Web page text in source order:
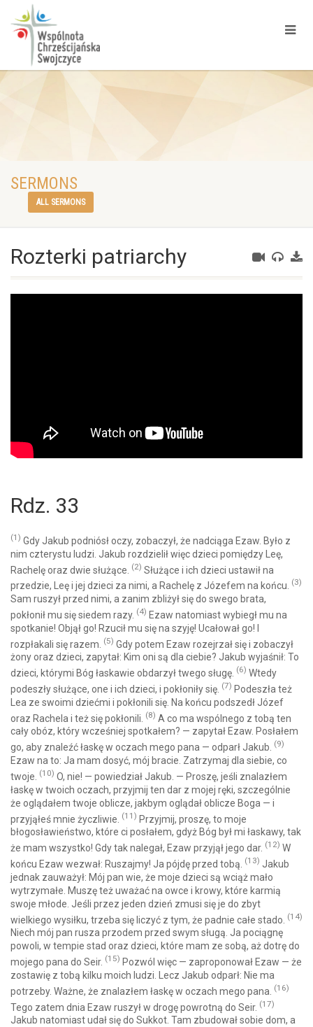
SERMONS
ALL SERMONS
Rozterki patriarchy
Rdz. 33
(1) Gdy Jakub podniósł oczy, zobaczył, że nadciąga Ezaw. Było z
nim czterystu ludzi. Jakub rozdzielił więc dzieci pomiędzy Leę,
Rachelę oraz dwie służące. (2) Służące i ich dzieci ustawił na
przedzie, Leę i jej dzieci za nimi, a Rachelę z Józefem na końcu. (3)
Sam ruszył przed nimi, a zanim zbliżył się do swego brata,
pokłonił mu się siedem razy. (4) Ezaw natomiast wybiegł mu na
spotkanie! Objął go! Rzucił mu się na szyję! Ucałował go! I
rozpłakali się razem. (5) Gdy potem Ezaw rozejrzał się i zobaczył
żony oraz dzieci, zapytał: Kim oni są dla ciebie? Jakub wyjaśnił: To
dzieci, którymi Bóg łaskawie obdarzył twego sługę. (6) Wtedy
podeszły służące, one i ich dzieci, i pokłoniły się. (7) Podeszła też
Lea ze swoimi dziećmi i pokłonili się. Na końcu podszedł Józef
oraz Rachela i też się pokłonili. (8) A co ma wspólnego z tobą ten
cały obóz, który wcześniej spotkałem? — zapytał Ezaw. Posłałem
go, aby znaleźć łaskę w oczach mego pana — odparł Jakub. (9)
Ezaw na to: Ja mam dosyć, mój bracie. Zatrzymaj dla siebie, co
twoje. (10) O, nie! — powiedział Jakub. — Proszę, jeśli znalazłem
łaskę w twoich oczach, przyjmij ten dar z mojej ręki, szczególnie
że oglądałem twoje oblicze, jakbym oglądał oblicze Boga — i
przyjąłeś mnie życzliwie. (11) Przyjmij, proszę, to moje
błogosławieństwo, które ci posłałem, gdyż Bóg był mi łaskawy, tak
że mam wszystko! Gdy tak nalegał, Ezaw przyjął jego dar. (12) W
końcu Ezaw wezwał: Ruszajmy! Ja pójdę przed tobą. (13) Jakub
jednak zauważył: Mój pan wie, że moje dzieci są wciąż mało
wytrzymałe. Muszę też uważać na owce i krowy, które karmią
swoje młode. Jeśli przez jeden dzień zmusi się je do zbyt
wielkiego wysiłku, trzeba się liczyć z tym, że padnie całe stado. (14)
Niech mój pan rusza przodem przed swym sługą. Ja pociągnę
powoli, w tempie stad oraz dzieci, które mam ze sobą, aż dotrę do
mojego pana do Seir. (15) Pozwól więc — zaproponował Ezaw — że
zostawię z tobą kilku moich ludzi. Lecz Jakub odparł: Nie ma
potrzeby. Ważne, że znalazłem łaskę w oczach mego pana. (16)
Tego zatem dnia Ezaw ruszył w drogę powrotną do Seir. (17)
Jakub natomiast udał się do Sukkot. Tam zbudował sobie dom, a